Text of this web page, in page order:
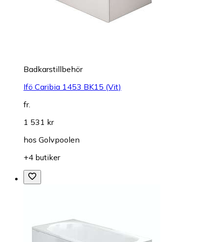
Badkarstillbehör
Ifö Caribia 1453 BK15 (Vit)
fr.
1 531 kr
hos Golvpoolen
+4 butiker